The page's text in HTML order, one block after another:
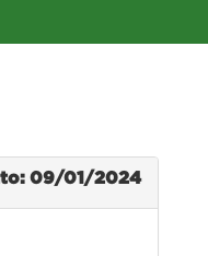
09/01/2024